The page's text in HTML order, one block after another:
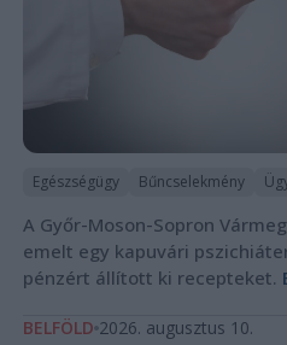
Egészségügy Bűncselekmény
A Győr-Moson-Sopron
emelt egy kapuvári
pénzért állított ki recepteket.
BELFÖLD 2026. augusztus 10.